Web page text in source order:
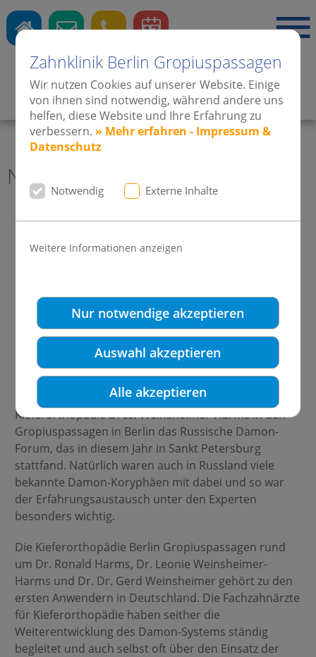
Zahnklinik Berlin Gropiuspassagen
Wir nutzen Cookies auf unserer Website. Einige
von ihnen sind notwendig, während andere uns
helfen, diese Website und Ihre Erfahrung zu
verbessern. » Mehr erfahren - Impressum &
Datenschutz
Notwendig Externe Inhalte
Weitere Informationen anzeigen
Nur notwendige akzeptieren
Auswahl akzeptieren
Alle akzeptieren
Zahnärzte ·Kieferorthopädie ·Implantate
News 2018 Zahnklinik Berlin
Deutscher Damon-Experte Dr. Dr.
Gerd Weinsheimer beim
Sankt Petersburg
Das war ganz schön aufregend, denn zum ersten Mal
besuchte Dr. Dr. Gerd Weinsheimer von der
Kieferorthopädie Dres. Weinsheimer-Harms in den
Gropiuspassagen in Berlin das Russische Damon-
Forum, das in diesem Jahr in Sankt Petersburg
stattfand. Natürlich waren auch in Russland viele
bekannte Damon-Ko­ry­phäen mit dabei und so war
der Erfahrungsaustausch unter den Experten
besonders wichtig.
Die Kieferorthopädie Berlin Gropiuspassagen rund
um Dr. Ronald Harms, Dr. Leonie Weinsheimer-
Harms und Dr. Dr. Gerd Weinsheimer gehört zu den
ersten Anwendern in Deutschland. Die Fachzahnärzte
für Kieferorthopädie haben seither die
Weiterentwicklung des Damon-Systems ständig
begleitet und auch selbst oft über den Einsatz der